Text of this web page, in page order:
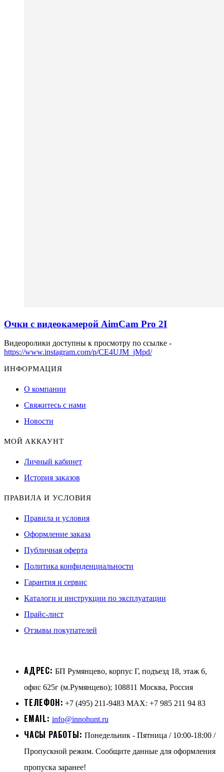
Очки с видеокамерой AimCam Pro 2I
Видеоролики доступны к просмотру по ссылке -
https://www.instagram.com/p/CE4UJM_jMpd/
ИНФОРМАЦИЯ
О компании
Свяжитесь с нами
Новости
МОЙ АККАУНТ
Личный кабинет
История заказов
ПРАВИЛА И УСЛОВИЯ
Правила и условия
Оформление заказа
Публичная оферта
Политика конфиденциальности
Гарантия и сервис
Каталоги и инструкции по эксплуатации
Прайс-лист
Отзывы покупателей
АДРЕС: БП Румянцево, корпус Г, подъезд 18, этаж 6,
офис 625г (м.Румянцево); 108811 Москва, Россия
ТЕЛЕФОН: +7 (495) 211-9483 MAX: +7 985 211 94 83
EMAIL: info@innohunt.ru
ЧАСЫ РАБОТЫ: Понедельник - Пятница / 10:00-18:00 /
Пропускной режим. Сообщите данные для оформления
пропуска заранее!